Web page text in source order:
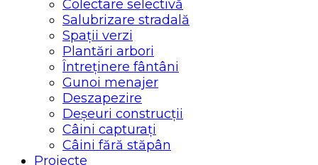
Colectare selectivă
Salubrizare stradală
Spații verzi
Plantări arbori
Întreținere fântâni
Gunoi menajer
Deszapezire
Deșeuri construcții
Câini capturați
Câini fără stăpân
Proiecte